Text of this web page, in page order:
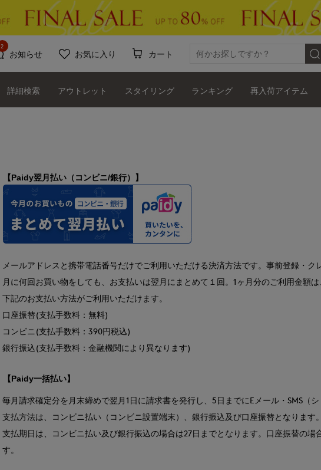
お知らせ
2
お気に入り カート
詳細検索 アウトレット スタイリング ランキング 再入荷アイテム
【Paidy翌月払い（コンビニ/銀行）】
メールアドレスと携帯電話番号だけでご利用いただける決済方法です。事前登録・ク
月に何回お買い物をしても、お支払いは翌月にまとめて１回。1ヶ月分のご利用金額
下記のお支払い方法がご利用いただけます。
口座振替(支払手数料：無料)
コンビニ(支払手数料：390円税込)
銀行振込(支払手数料：金融機関により異なります)
【Paidy一括払い】
毎月請求確定分を月末締めで翌月1日に請求書を発行し、5日までにEメール・SMS（
支払方法は、コンビニ払い（コンビニ設置端末）、銀行振込及び口座振替となります。
支払期日は、コンビニ払い及び銀行振込の場合は27日までとなります。口座振替の
す。